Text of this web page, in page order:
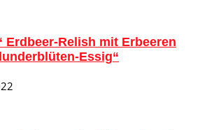
Erdbeer-Relish mit Erbeeren
Essig“